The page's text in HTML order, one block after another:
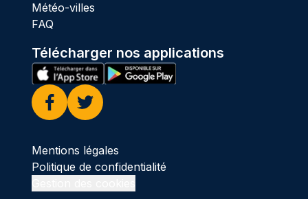
Météo-villes
FAQ
Télécharger nos applications
Facebook
Twitter
Mentions légales
Politique de confidentialité